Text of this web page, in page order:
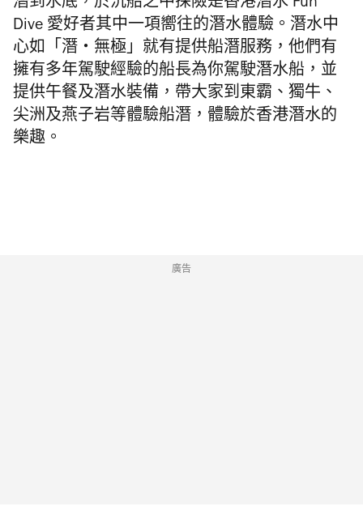
潛到水底，於沉船之中探險是香港潛水 Fun
Dive 愛好者其中一項嚮往的潛水體驗。潛水中
心如「潛・無極」就有提供船潛服務，他們有
擁有多年駕駛經驗的船長為你駕駛潛水船，並
提供午餐及潛水裝備，帶大家到東霸、獨牛、
尖洲及燕子岩等體驗船潛， 體驗於香港潛水的
樂趣。
廣告